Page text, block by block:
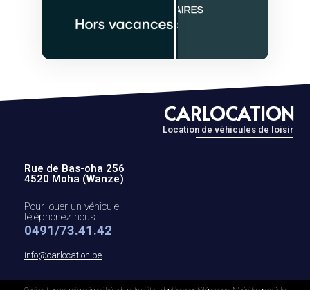
CARLOCATION
Location de véhicules de loisir
Rue de Bas-oha 256
4520 Moha (Wanze)
Pour louer un véhicule,
téléphonez nous
0491/73.41.42
info@carlocation.be